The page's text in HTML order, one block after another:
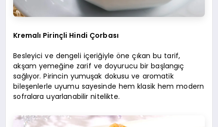
Kremalı Pirinçli Hindi Çorbası
Besleyici ve dengeli içeriğiyle öne çıkan bu tarif,
akşam yemeğine zarif ve doyurucu bir başlangıç
sağlıyor. Pirincin yumuşak dokusu ve aromatik
bileşenlerle uyumu sayesinde hem klasik hem modern
sofralara uyarlanabilir nitelikte.